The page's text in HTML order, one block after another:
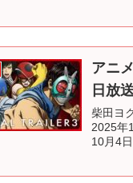
アニ
日放
柴田ヨ
2025年
10月4